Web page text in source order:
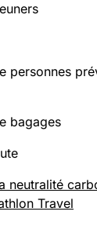
personnes
bagages
neutralité
Travel